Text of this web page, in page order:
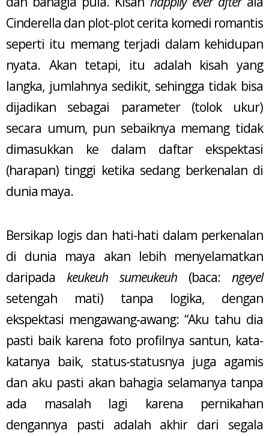
Cinderella dan plot-plot cerita komedi romantis
seperti itu memang terjadi dalam kehidupan
nyata. Akan tetapi, itu adalah kisah yang
langka, jumlahnya sedikit, sehingga tidak bisa
dijadikan sebagai parameter (tolok ukur)
secara umum, pun sebaiknya memang tidak
dimasukkan ke dalam daftar ekspektasi
(harapan) tinggi ketika sedang berkenalan di
dunia maya.
Bersikap logis dan hati-hati dalam perkenalan
di dunia maya akan lebih menyelamatkan
daripada keukeuh sumeukeuh (baca: ngeyel
setengah mati) tanpa logika, dengan
ekspektasi mengawang-awang: “Aku tahu dia
pasti baik karena foto profilnya santun, kata-
katanya baik, status-statusnya juga agamis
dan aku pasti akan bahagia selamanya tanpa
ada masalah lagi karena pernikahan
dengannya pasti adalah akhir dari segala